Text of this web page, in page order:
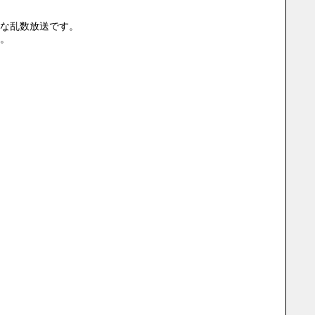
乱数放送です。